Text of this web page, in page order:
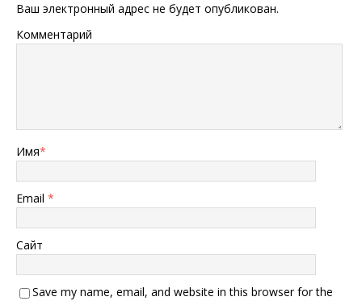
Ваш электронный адрес не будет опубликован.
Комментарий
Имя*
Email *
Сайт
Save my name, email, and website in this browser for the